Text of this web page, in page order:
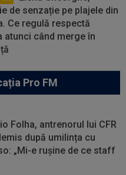
de senzație pe plajele din
Ce regulă respectă
atunci când merge în
Pro FM
Folha, antrenorul lui CFR
după umilința cu
„Mi-e rușine de ce staff